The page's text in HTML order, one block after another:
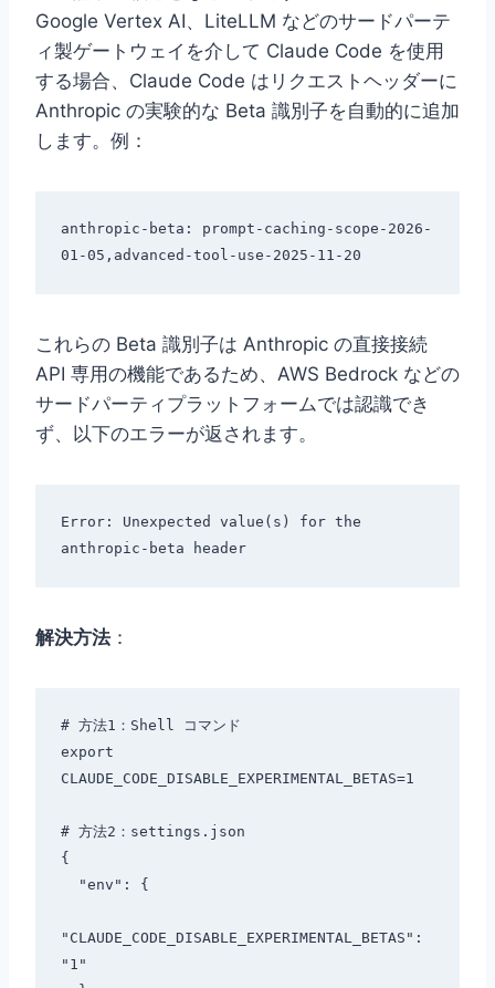
Google Vertex AI、LiteLLM などのサードパーテ
ィ製ゲートウェイを介して Claude Code を使用
する場合、Claude Code はリクエストヘッダーに
Anthropic の実験的な Beta 識別子を自動的に追加
します。例：
anthropic-beta: prompt-caching-scope-2026-
これらの Beta 識別子は Anthropic の直接接続
API 専用の機能であるため、AWS Bedrock などの
サードパーティプラットフォームでは認識でき
ず、以下のエラーが返されます。
Error: Unexpected value(s) for the
anthropic-beta header
解決方法 ：
# 方法1：Shell コマンド
export
CLAUDE_CODE_DISABLE_EXPERIMENTAL_BETAS=1
# 方法2：settings.json
{
"CLAUDE_CODE_DISABLE_EXPERIMENTAL_BETAS":
"1"